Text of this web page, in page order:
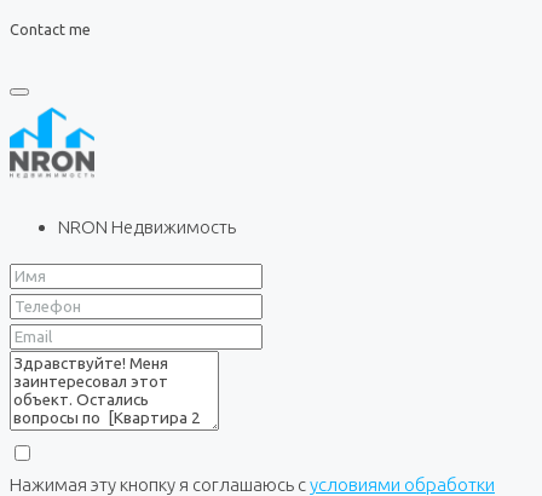
Contact me
NRON Недвижимость
Нажимая эту кнопку я соглашаюсь сусловиями обработки